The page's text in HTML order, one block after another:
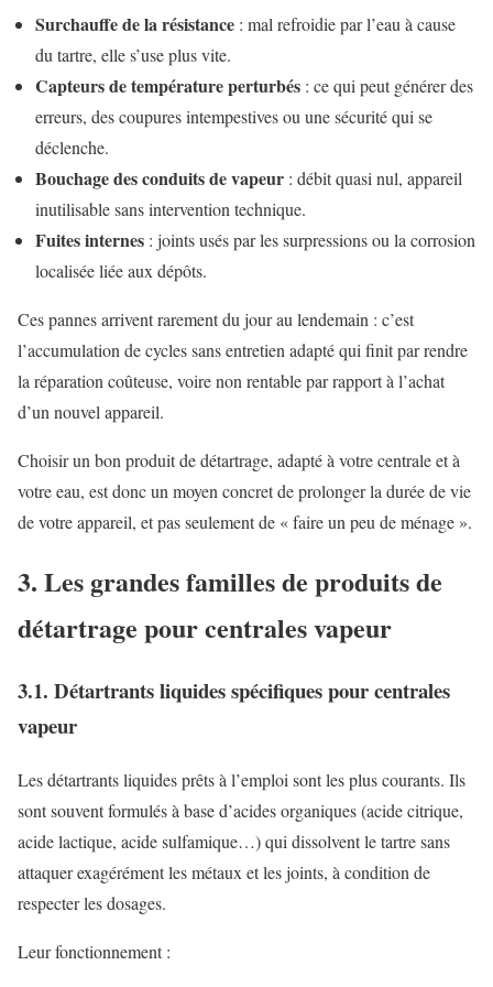
Surchauffe de la résistance : mal refroidie par l’eau à cause
du tartre, elle s’use plus vite.
Capteurs de température perturbés : ce qui peut générer des
erreurs, des coupures intempestives ou une sécurité qui se
déclenche.
Bouchage des conduits de vapeur : débit quasi nul, appareil
inutilisable sans intervention technique.
Fuites internes : joints usés par les surpressions ou la corrosion
localisée liée aux dépôts.
Ces pannes arrivent rarement du jour au lendemain : c’est
l’accumulation de cycles sans entretien adapté qui finit par rendre
la réparation coûteuse, voire non rentable par rapport à l’achat
d’un nouvel appareil.
Choisir un bon produit de détartrage, adapté à votre centrale et à
votre eau, est donc un moyen concret de prolonger la durée de vie
de votre appareil, et pas seulement de « faire un peu de ménage ».
3. Les grandes familles de produits de
détartrage pour centrales vapeur
3.1. Détartrants liquides spécifiques pour centrales
vapeur
Les détartrants liquides prêts à l’emploi sont les plus courants. Ils
sont souvent formulés à base d’acides organiques (acide citrique,
acide lactique, acide sulfamique…) qui dissolvent le tartre sans
attaquer exagérément les métaux et les joints, à condition de
respecter les dosages.
Leur fonctionnement :